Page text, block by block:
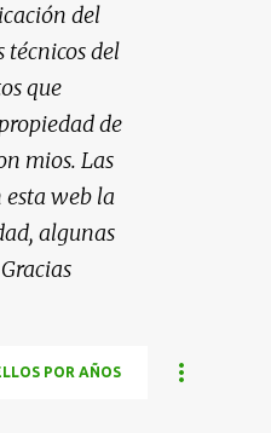
del
técnicos del
que
de
mios. Las
esta web la
algunas
POR AÑOS